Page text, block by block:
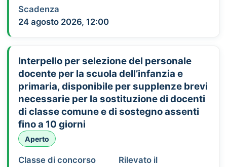
Scadenza
24 agosto 2026, 12:00
Interpello per selezione del personale
docente per la scuola dell’infanzia e
primaria, disponibile per supplenze brevi
necessarie per la sostituzione di docenti
di classe comune e di sostegno assenti
fino a 10 giorni
Aperto
Classe di concorso
Rilevato il